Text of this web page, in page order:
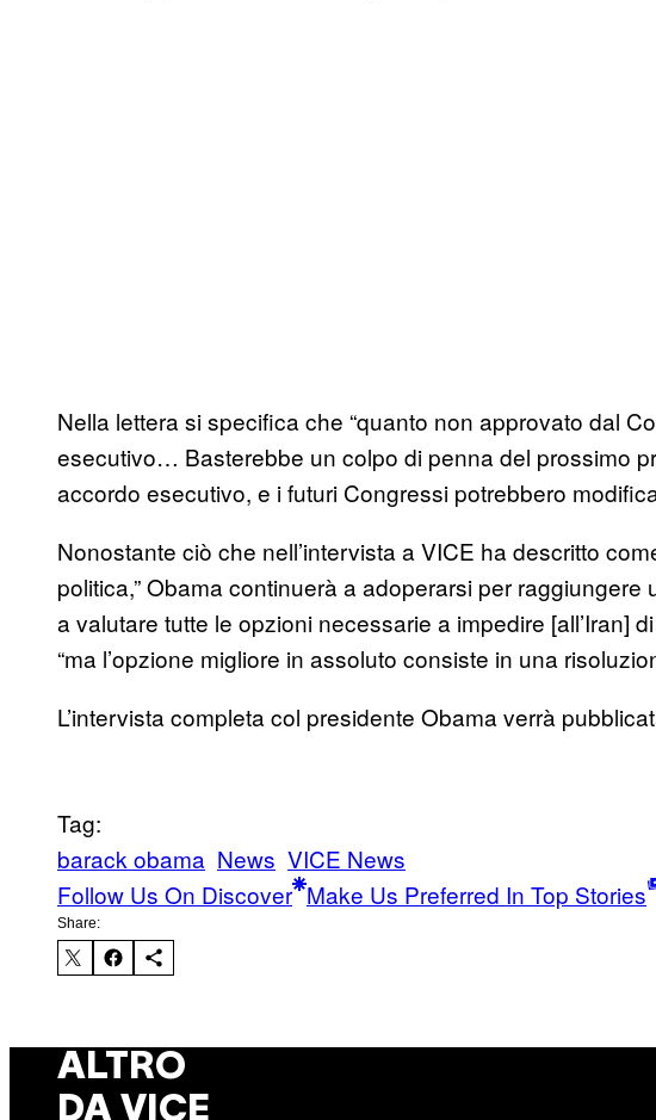
Nella lettera si specifica che “quanto non approvato dal
esecutivo… Basterebbe un colpo di penna del prossimo
accordo esecutivo, e i futuri Congressi potrebbero
Nonostante ciò che nell’intervista a VICE ha descritto
politica,” Obama continuerà a adoperarsi per raggiungere
a valutare tutte le opzioni necessarie a impedire [all’Iran]
“ma l’opzione migliore in assoluto consiste in una
L’intervista completa col presidente Obama verrà
Tag:
barack obama News VICE News
Follow Us On Discover Make Us Preferred In Top Stories
Share:
ALTRO
DA VICE